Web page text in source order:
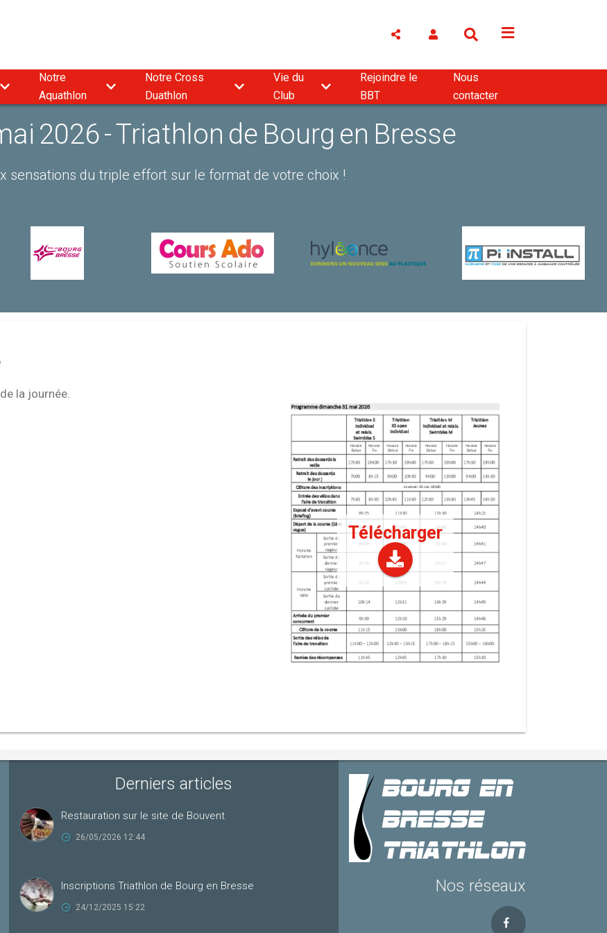
Notre
Aquathlon
Notre Cross
Duathlon
Vie du
Club
Rejoindre le
BBT
Nous
contacter
2026 - Triathlon de Bourg en Bresse
sensations du triple effort sur le format de votre choix !
Télécharger
la journée.
Derniers articles
Restauration sur le site de Bouvent
26/05/2026 12:44
Inscriptions Triathlon de Bourg en Bresse
24/12/2025 15:22
Nos réseaux